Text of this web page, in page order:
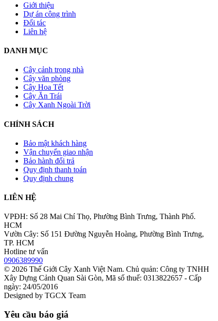
Giới thiệu
Dự án công trình
Đối tác
Liên hệ
DANH MỤC
Cây cảnh trong nhà
Cây văn phòng
Cây Hoa Tết
Cây Ăn Trái
Cây Xanh Ngoài Trời
CHÍNH SÁCH
Bảo mật khách hàng
Vận chuyển giao nhận
Bảo hành đổi trả
Quy định thanh toán
Quy định chung
LIÊN HỆ
VPĐH: Số 28 Mai Chí Thọ, Phường Bình Trưng, Thành Phố.
HCM
Vườn Cây: Số 151 Đường Nguyễn Hoàng, Phường Bình Trưng,
TP. HCM
Hotline tư vấn
0906389990
© 2026 Thế Giới Cây Xanh Việt Nam. Chủ quản: Công ty TNHH
Xây Dựng Cảnh Quan Sài Gòn, Mã số thuế: 0313822657 - Cấp
ngày: 24/05/2016
Designed by TGCX Team
Yêu cầu báo giá